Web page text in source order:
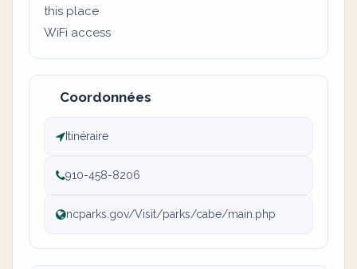
this place
WiFi access
Coordonnées
Itinéraire
910-458-8206
ncparks.gov/Visit/parks/cabe/main.php